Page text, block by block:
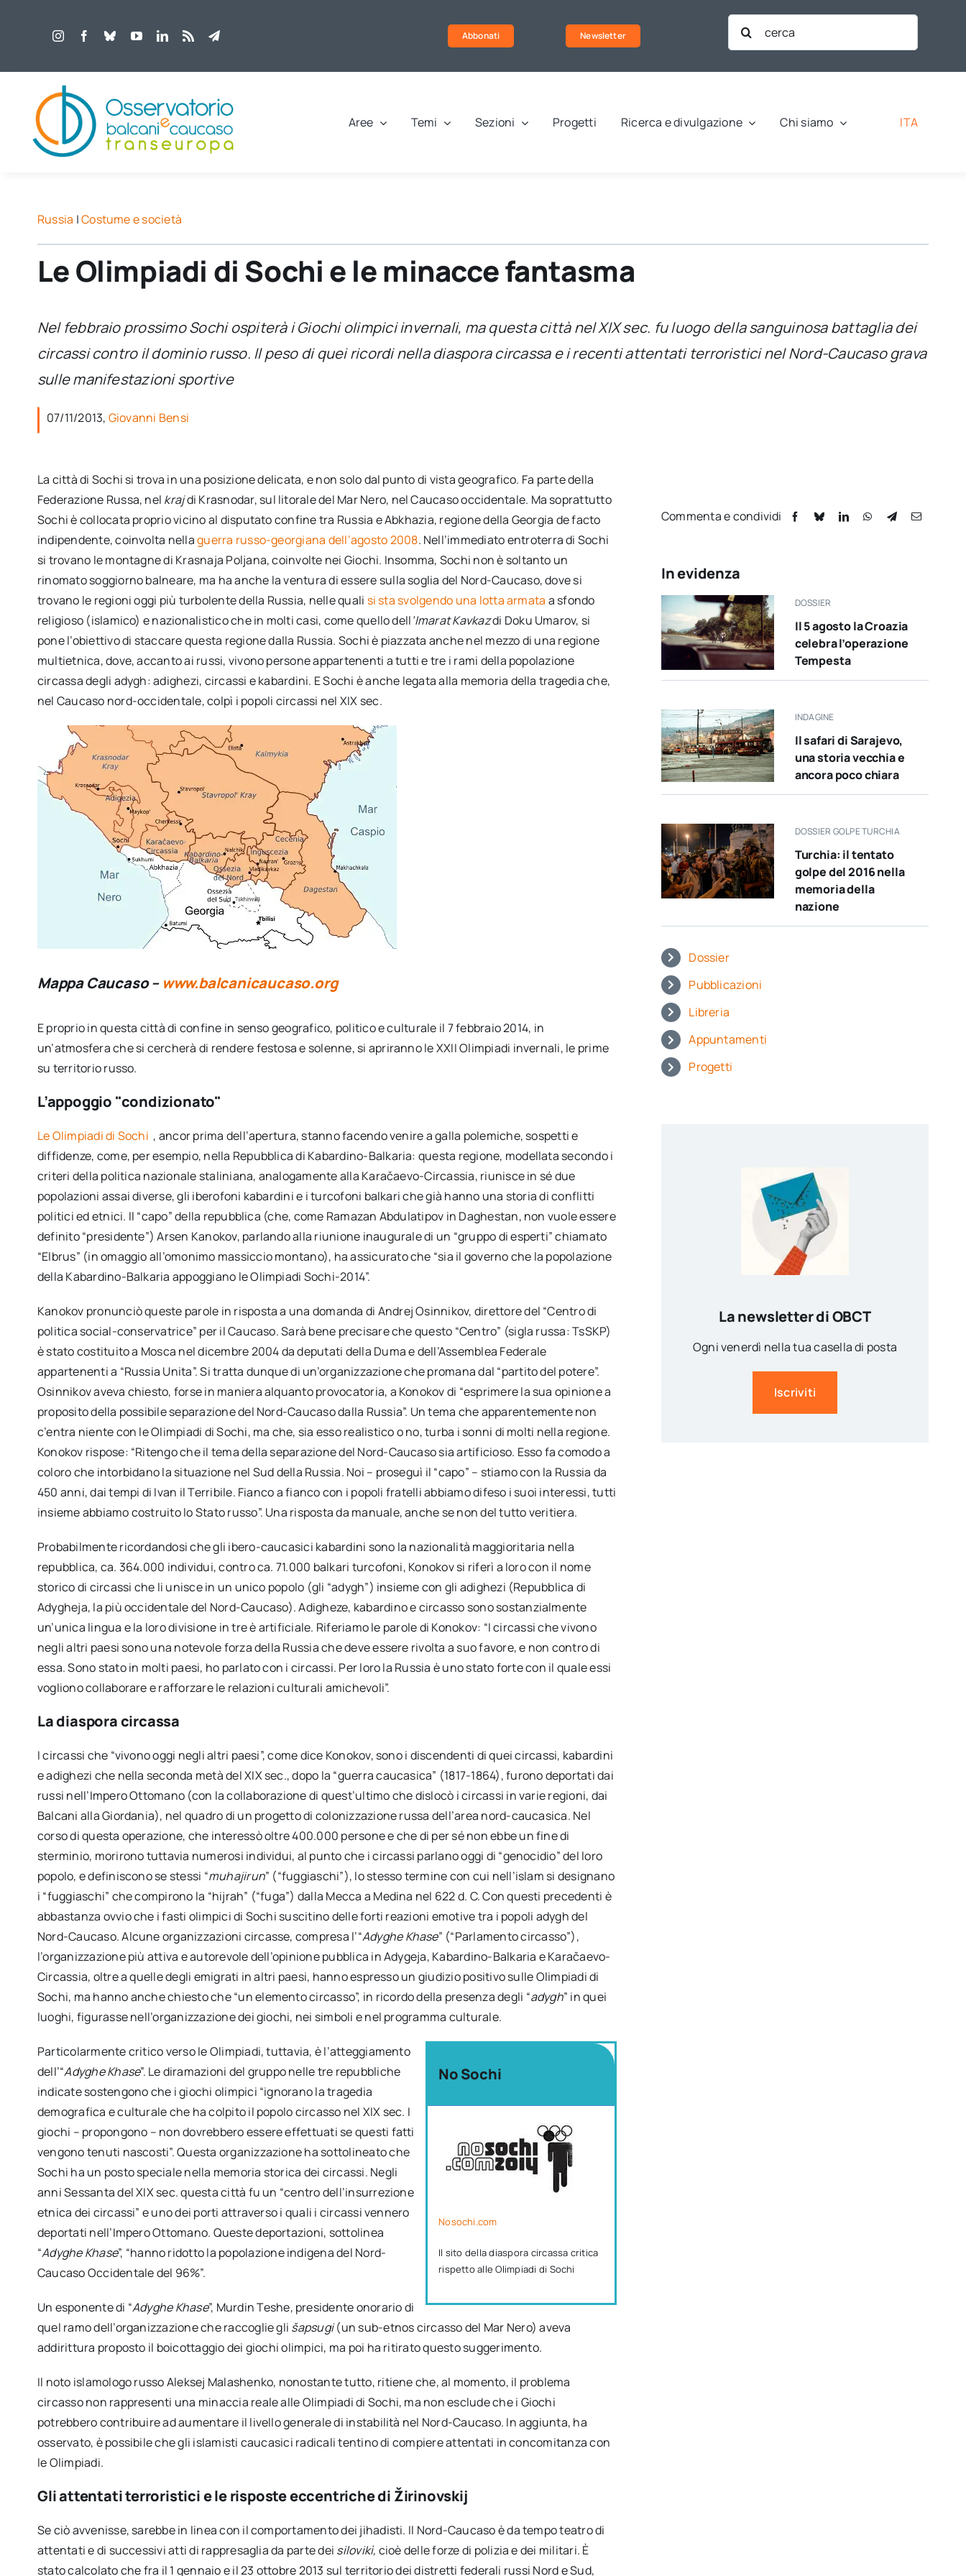
Abbonati Newsletter
Cerca
per:
Aree Temi Sezioni Progetti Ricerca e divulgazione Chi siamo ITA
Russia |Costume e società
Le Olimpiadi di Sochi e le minacce fantasma
Nel febbraio prossimo Sochi ospiterà i Giochi olimpici invernali, ma questa città nel XIX sec. fu luogo della sanguinosa battaglia dei
circassi contro il dominio russo. Il peso di quei ricordi nella diaspora circassa e i recenti attentati terroristici nel Nord-Caucaso grava
sulle manifestazioni sportive
07/11/2013, Giovanni Bensi
La città di Sochi si trova in una posizione delicata, e non solo dal punto di vista geografico. Fa parte della
Federazione Russa, nel krajdi Krasnodar, sul litorale del Mar Nero, nel Caucaso occidentale. Ma soprattutto
Sochi è collocata proprio vicino al disputato confine tra Russia e Abkhazia, regione della Georgia de facto
indipendente, coinvolta nellaguerra russo-georgiana dell’agosto 2008. Nell’immediato entroterra di Sochi
si trovano le montagne di Krasnaja Poljana, coinvolte nei Giochi. Insomma, Sochi non è soltanto un
rinomato soggiorno balneare, ma ha anche la ventura di essere sulla soglia del Nord-Caucaso, dove si
trovano le regioni oggi più turbolente della Russia, nelle quali si sta svolgendo una lotta armata a sfondo
religioso (islamico) e nazionalistico che in molti casi, come quello dell’Imarat Kavkazdi Doku Umarov, si
pone l’obiettivo di staccare questa regione dalla Russia. Sochi è piazzata anche nel mezzo di una regione
multietnica, dove, accanto ai russi, vivono persone appartenenti a tutti e tre i rami della popolazione
circassa degli adygh: adighezi, circassi e kabardini. E Sochi è anche legata alla memoria della tragedia che,
nel Caucaso nord-occidentale, colpì i popoli circassi nel XIX sec.
Mappa Caucaso – www.balcanicaucaso.org
E proprio in questa città di confine in senso geografico, politico e culturale il 7 febbraio 2014, in
un’atmosfera che si cercherà di rendere festosa e solenne, si apriranno le XXII Olimpiadi invernali, le prime
su territorio russo.
L’appoggio "condizionato"
Le Olimpiadi di Sochi , ancor prima dell’apertura, stanno facendo venire a galla polemiche, sospetti e
diffidenze, come, per esempio, nella Repubblica di Kabardino-Balkaria: questa regione, modellata secondo i
criteri della politica nazionale staliniana, analogamente alla Karačaevo-Circassia, riunisce in sé due
popolazioni assai diverse, gli iberofoni kabardini e i turcofoni balkari che già hanno una storia di conflitti
politici ed etnici. Il “capo” della repubblica (che, come Ramazan Abdulatipov in Daghestan, non vuole essere
definito “presidente”) Arsen Kanokov, parlando alla riunione inaugurale di un “gruppo di esperti” chiamato
“Elbrus” (in omaggio all’omonimo massiccio montano), ha assicurato che “sia il governo che la popolazione
della Kabardino-Balkaria appoggiano le Olimpiadi Sochi-2014”.
Kanokov pronunciò queste parole in risposta a una domanda di Andrej Osinnikov, direttore del “Centro di
politica social-conservatrice” per il Caucaso. Sarà bene precisare che questo “Centro” (sigla russa: TsSKP)
è stato costituito a Mosca nel dicembre 2004 da deputati della Duma e dell’Assemblea Federale
appartenenti a “Russia Unita”. Si tratta dunque di un’organizzazione che promana dal “partito del potere”.
Osinnikov aveva chiesto, forse in maniera alquanto provocatoria, a Konokov di “esprimere la sua opinione a
proposito della possibile separazione del Nord-Caucaso dalla Russia”. Un tema che apparentemente non
c’entra niente con le Olimpiadi di Sochi, ma che, sia esso realistico o no, turba i sonni di molti nella regione.
Konokov rispose: “Ritengo che il tema della separazione del Nord-Caucaso sia artificioso. Esso fa comodo a
coloro che intorbidano la situazione nel Sud della Russia. Noi – proseguì il “capo” – stiamo con la Russia da
450 anni, dai tempi di Ivan il Terribile. Fianco a fianco con i popoli fratelli abbiamo difeso i suoi interessi, tutti
insieme abbiamo costruito lo Stato russo”. Una risposta da manuale, anche se non del tutto veritiera.
Probabilmente ricordandosi che gli ibero-caucasici kabardini sono la nazionalità maggioritaria nella
repubblica, ca. 364.000 individui, contro ca. 71.000 balkari turcofoni, Konokov si riferì a loro con il nome
storico di circassi che li unisce in un unico popolo (gli “adygh”) insieme con gli adighezi (Repubblica di
Adygheja, la più occidentale del Nord-Caucaso). Adigheze, kabardino e circasso sono sostanzialmente
un’unica lingua e la loro divisione in tre è artificiale. Riferiamo le parole di Konokov: “I circassi che vivono
negli altri paesi sono una notevole forza della Russia che deve essere rivolta a suo favore, e non contro di
essa. Sono stato in molti paesi, ho parlato con i circassi. Per loro la Russia è uno stato forte con il quale essi
vogliono collaborare e rafforzare le relazioni culturali amichevoli”.
La diaspora circassa
I circassi che “vivono oggi negli altri paesi”, come dice Konokov, sono i discendenti di quei circassi, kabardini
e adighezi che nella seconda metà del XIX sec., dopo la “guerra caucasica” (1817-1864), furono deportati dai
russi nell’Impero Ottomano (con la collaborazione di quest’ultimo che dislocò i circassi in varie regioni, dai
Balcani alla Giordania), nel quadro di un progetto di colonizzazione russa dell’area nord-caucasica. Nel
corso di questa operazione, che interessò oltre 400.000 persone e che di per sé non ebbe un fine di
sterminio, morirono tuttavia numerosi individui, al punto che i circassi parlano oggi di “genocidio” del loro
popolo, e definiscono se stessi “muhajirun” (“fuggiaschi”), lo stesso termine con cui nell’islam si designano
i “fuggiaschi” che compirono la “hijrah” (“fuga”) dalla Mecca a Medina nel 622 d. C. Con questi precedenti è
abbastanza ovvio che i fasti olimpici di Sochi suscitino delle forti reazioni emotive tra i popoli adygh del
Nord-Caucaso. Alcune organizzazioni circasse, compresa l’“Adyghe Khase” (“Parlamento circasso”),
l’organizzazione più attiva e autorevole dell’opinione pubblica in Adygeja, Kabardino-Balkaria e Karačaevo-
Circassia, oltre a quelle degli emigrati in altri paesi, hanno espresso un giudizio positivo sulle Olimpiadi di
Sochi, ma hanno anche chiesto che “un elemento circasso”, in ricordo della presenza degli “adygh” in quei
luoghi, figurasse nell’organizzazione dei giochi, nei simboli e nel programma culturale.
No Sochi
Nosochi.com
Il sito della diaspora circassa critica
rispetto alle Olimpiadi di Sochi
Particolarmente critico verso le Olimpiadi, tuttavia, è l’atteggiamento
dell’“Adyghe Khase”. Le diramazioni del gruppo nelle tre repubbliche
indicate sostengono che i giochi olimpici “ignorano la tragedia
demografica e culturale che ha colpito il popolo circasso nel XIX sec. I
giochi – propongono – non dovrebbero essere effettuati se questi fatti
vengono tenuti nascosti”. Questa organizzazione ha sottolineato che
Sochi ha un posto speciale nella memoria storica dei circassi. Negli
anni Sessanta del XIX sec. questa città fu un “centro dell’insurrezione
etnica dei circassi” e uno dei porti attraverso i quali i circassi vennero
deportati nell’Impero Ottomano. Queste deportazioni, sottolinea
“Adyghe Khase”, “hanno ridotto la popolazione indigena del Nord-
Caucaso Occidentale del 96%”.
Un esponente di “Adyghe Khase”, Murdin Teshe, presidente onorario di
quel ramo dell’organizzazione che raccoglie gli šapsugi(un sub-etnos circasso del Mar Nero) aveva
addirittura proposto il boicottaggio dei giochi olimpici, ma poi ha ritirato questo suggerimento.
Il noto islamologo russo Aleksej Malashenko, nonostante tutto, ritiene che, al momento, il problema
circasso non rappresenti una minaccia reale alle Olimpiadi di Sochi, ma non esclude che i Giochi
potrebbero contribuire ad aumentare il livello generale di instabilità nel Nord-Caucaso. In aggiunta, ha
osservato, è possibile che gli islamisti caucasici radicali tentino di compiere attentati in concomitanza con
le Olimpiadi.
Gli attentati terroristici e le risposte eccentriche di Žirinovskij
Se ciò avvenisse, sarebbe in linea con il comportamento dei jihadisti. Il Nord-Caucaso è da tempo teatro di
attentati e di successivi atti di rappresaglia da parte dei silovikì, cioè delle forze di polizia e dei militari. È
stato calcolato che fra il 1 gennaio e il 23 ottobre 2013 sul territorio dei distretti federali russi Nord e Sud,
Commenta e condividi
In evidenza
DOSSIER
Il 5 agosto la Croazia
celebra l’operazione
Tempesta
INDAGINE
Il safari di Sarajevo,
una storia vecchia e
ancora poco chiara
DOSSIER GOLPE TURCHIA
Turchia: il tentato
golpe del 2016 nella
memoria della
nazione
Dossier
Pubblicazioni
Libreria
Appuntamenti
Progetti
La newsletter di OBCT
Ogni venerdì nella tua casella di posta
Iscriviti